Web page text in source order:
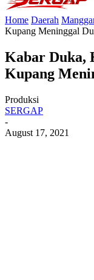
Home Daerah
Kupang Meninggal
Kabar Duka,
Kupang
Produksi
SERGAP
-
August 17, 2021